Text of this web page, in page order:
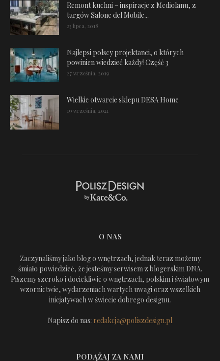
Remont kuchni – inspiracje z Mediolanu, z
targów Salone del Mobile...
23 lipca, 2018
Najlepsi polscy projektanci, o których
powinien wiedzieć każdy! Część 3
27 września, 2019
Wielkie otwarcie sklepu DESA Home
19 września, 2021
O NAS
Zaczynaliśmy jako blog o wnętrzach, jednak teraz możemy
śmiało powiedzieć, że jesteśmy serwisem z blogerskim DNA.
Piszemy szeroko i dociekliwie o wnętrzach, polskim i światowym
wzornictwie, wydarzeniach wartych uwagi oraz wszelkich
inicjatywach w świecie dobrego designu.
Napisz do nas: redakcja@poliszdesign.pl
PODĄŻAJ ZA NAMI